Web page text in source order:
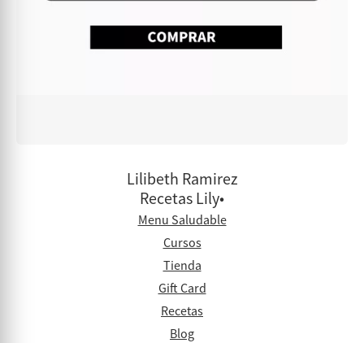
Lilibeth Ramirez
Recetas Lily•
Menu Saludable
Cursos
Tienda
Gift Card
Recetas
Blog